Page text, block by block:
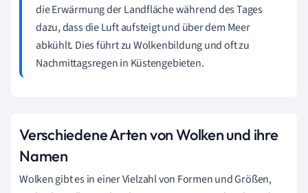
die Erwärmung der Landfläche während des Tages
dazu, dass die Luft aufsteigt und über dem Meer
abkühlt. Dies führt zu Wolkenbildung und oft zu
Nachmittagsregen in Küstengebieten.
Verschiedene Arten von Wolken und ihre
Namen
Wolken gibt es in einer Vielzahl von Formen und Größen,